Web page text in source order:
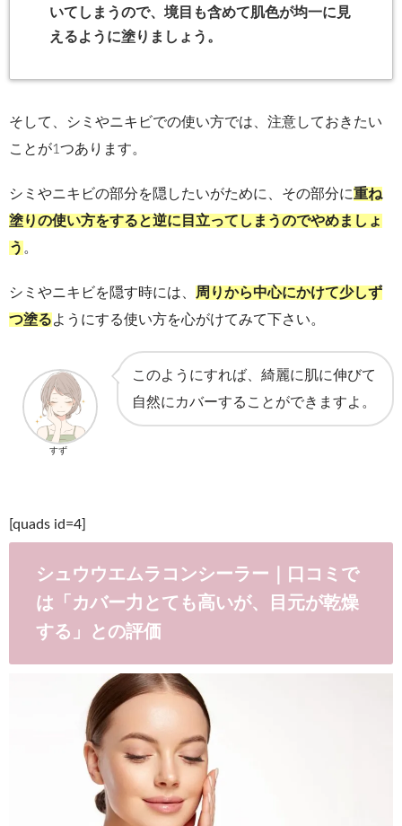
いてしまうので、境目も含めて肌色が均一に見
えるように塗りましょう。
そして、シミやニキビでの使い方では、注意しておきたい
ことが1つあります。
シミやニキビの部分を隠したいがために、その部分に重ね
塗りの使い方をすると逆に目立ってしまうのでやめましょ
う 。
シミやニキビを隠す時には、
周りから中心にかけて少しず
つ塗るようにする使い方を心がけてみて下さい。
このようにすれば、綺麗に肌に伸びて
自然にカバーすることができますよ。
すず
[quads id=4]
シュウウエムラコンシーラー｜口コミで
は「カバー力とても高いが、目元が乾燥
する」との評価